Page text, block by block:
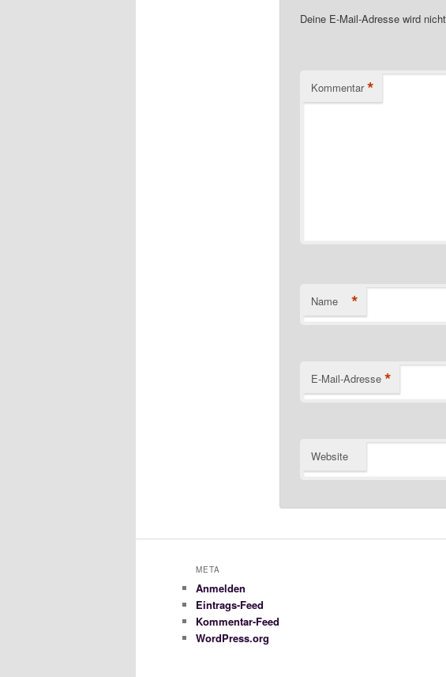
Deine E-Mail-Adresse wird
Kommentar *
Name *
E-Mail-Adresse *
Website
META
Anmelden
Eintrags-Feed
Kommentar-Feed
WordPress.org